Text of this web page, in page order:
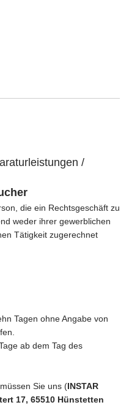
/
die ein Rechtsgeschäft zu
weder ihrer gewerblichen
Tätigkeit zugerechnet
Tagen ohne Angabe von
ab dem Tag des
Sie uns (INSTAR
17, 65510 Hünstetten